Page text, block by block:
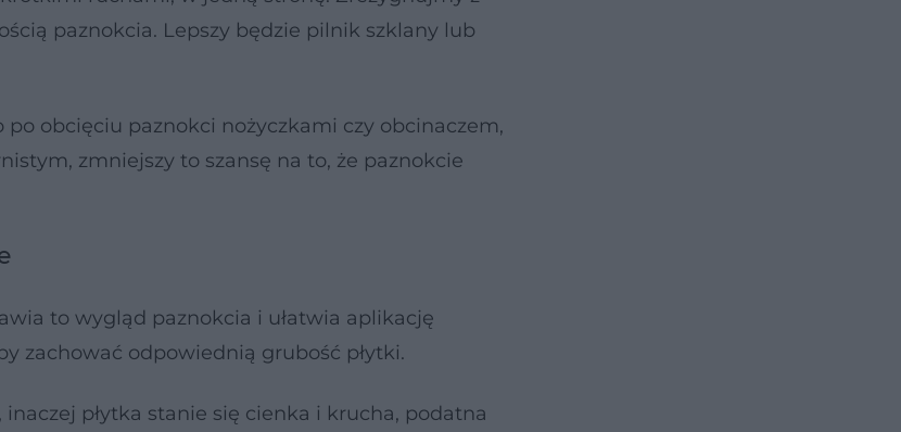
paznokcia. Lepszy będzie pilnik szklany lub
obcięciu paznokci nożyczkami czy obcinaczem,
zmniejszy to szansę na to, że paznokcie
to wygląd paznokcia i ułatwia aplikację
zachować odpowiednią grubość płytki.
płytka stanie się cienka i krucha, podatna